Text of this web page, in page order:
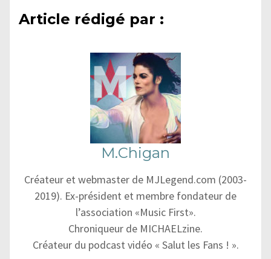
Article rédigé par :
M.Chigan
Créateur et webmaster de MJLegend.com (2003-
2019). Ex-président et membre fondateur de
l’association «Music First».
Chroniqueur de MICHAELzine.
Créateur du podcast vidéo « Salut les Fans ! ».